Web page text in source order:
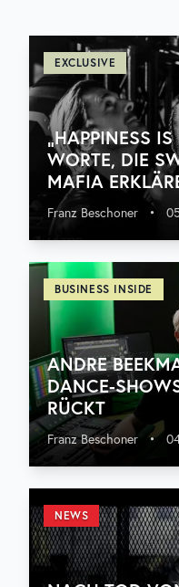
EXCLUSIVE
„HAPPINESS
WORTE, DIE
MAFIA
Franz Beschoner •
BUSINESS INSIDE
ANDRE
DANCE-
RÜCKT
Franz Beschoner •
NEWS